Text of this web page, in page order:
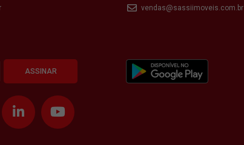
vendas@sassiimoveis.com.br